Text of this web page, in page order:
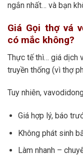
ngắn nhất… và bạn
Giá Gọi thợ vá
có mắc không?
Thực tế thì… giá dịch
truyền thống (vì thợ
Tuy nhiên,
Giá hợp lý, báo
Không phát sinh
Làm nhanh –